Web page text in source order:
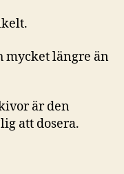
mycket längre än
är den
att dosera.